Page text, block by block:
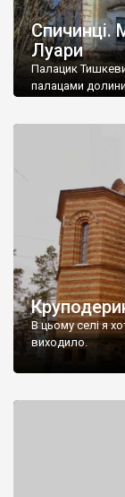
Спичинці.
Луари
Палацик
палацами
В цьому селі я
виходило.